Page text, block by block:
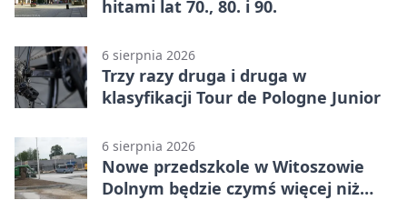
hitami lat 70., 80. i 90.
6 sierpnia 2026
Trzy razy druga i druga w
klasyfikacji Tour de Pologne Junior
6 sierpnia 2026
Nowe przedszkole w Witoszowie
Dolnym będzie czymś więcej niż